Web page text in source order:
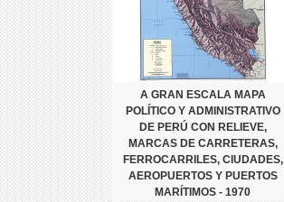
A GRAN ESCALA MAPA
POLÍTICO Y ADMINISTRATIVO
DE PERÚ CON RELIEVE,
MARCAS DE CARRETERAS,
FERROCARRILES, CIUDADES,
AEROPUERTOS Y PUERTOS
MARÍTIMOS - 1970